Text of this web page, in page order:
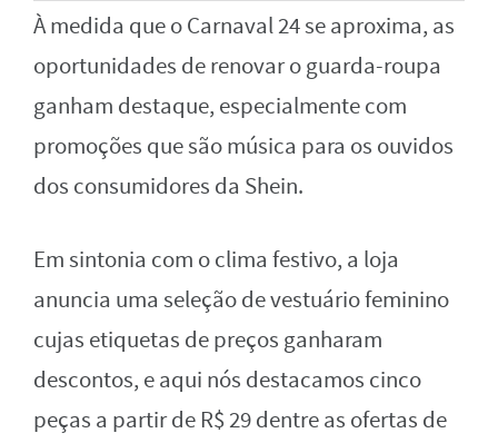
À medida que o Carnaval 24 se aproxima, as
oportunidades de renovar o guarda-roupa
ganham destaque, especialmente com
promoções que são música para os ouvidos
dos consumidores da Shein.
Em sintonia com o clima festivo, a loja
anuncia uma seleção de vestuário feminino
cujas etiquetas de preços ganharam
descontos, e aqui nós destacamos cinco
peças a partir de R$ 29 dentre as ofertas de